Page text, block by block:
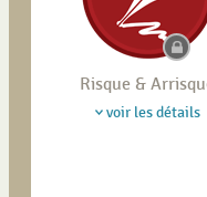
Risque &
voir les détails